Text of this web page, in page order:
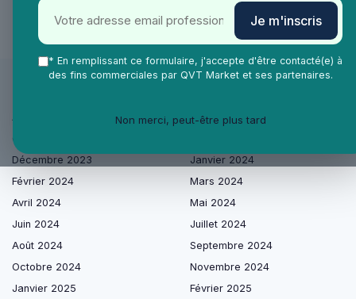
De nouveaux produits & services arrivent
très vite dans la catégorie Désinfection !
Les articles par date
Août 2023
Septembre 2023
Octobre 2023
Décembre 2023
Janvier 2024
Février 2024
Mars 2024
Avril 2024
Mai 2024
Juin 2024
Juillet 2024
Août 2024
Septembre 2024
Octobre 2024
Novembre 2024
Janvier 2025
Février 2025
Je m'inscris
* En remplissant ce formulaire, j'accepte d'être contacté(e) à
des fins commerciales par QVT Market et ses partenaires.
Non merci, peut-être plus tard